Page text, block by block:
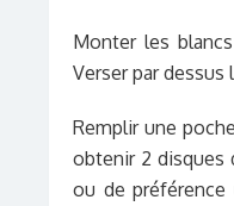
Monter les
Verser par dessus
Remplir une
obtenir 2 disques
ou de préférence